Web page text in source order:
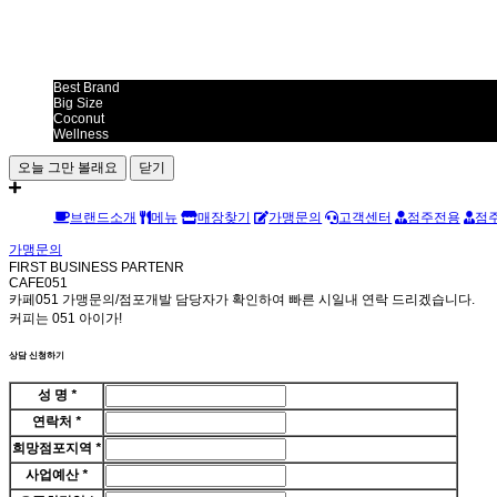
Best Brand
Big Size
Coconut
Wellness
오늘 그만 볼래요 닫기
브랜드소개 메뉴 매장찾기 가맹문의 고객센터 점주전용 점
가맹문의
FIRST BUSINESS PARTENR
CAFE051
카페051 가맹문의/점포개발 담당자가 확인하여 빠른 시일내 연락 드리겠습니다.
커피는 051 아이가!
상담 신청하기
성 명 *
연락처 *
희망점포지역 *
사업예산*